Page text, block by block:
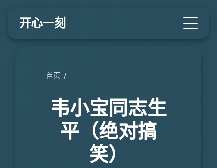
开心一刻
首页 /
韦小宝同志生
平（绝对搞
笑）